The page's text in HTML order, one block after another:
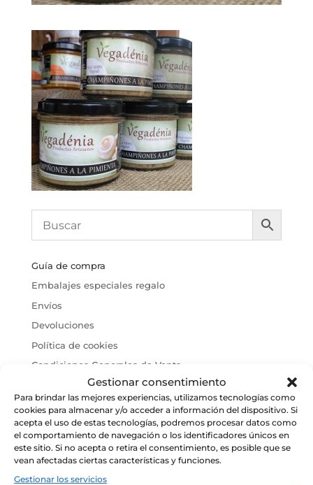
Gestionar consentimiento
Para brindar las mejores experiencias, utilizamos tecnologías como
cookies para almacenar y/o acceder a información del dispositivo. Si
acepta el uso de estas tecnologías, podremos procesar datos como
el comportamiento de navegación o los identificadores únicos en
este sitio. Si no acepta o retira el consentimiento, es posible que se
vean afectadas ciertas características y funciones.
Gestionar los servicios
Guía de compra
Embalajes especiales regalo
Envíos
Devoluciones
Política de cookies
Condiciones Generales de Venta